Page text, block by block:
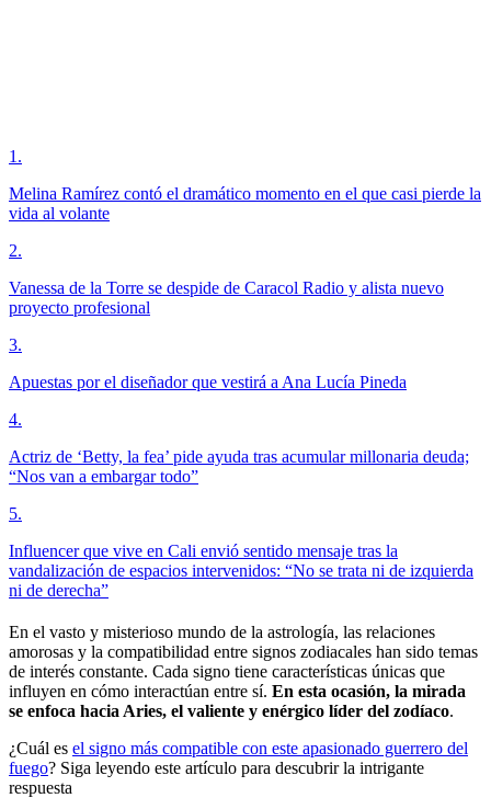
1 .
Melina Ramírez contó el dramático momento en el que casi pierde la
vida al volante
2.
Vanessa de la Torre se despide de Caracol Radio y alista nuevo
proyecto profesional
3.
Apuestas por el diseñador que vestirá a Ana Lucía Pineda
4.
Actriz de ‘Betty, la fea’ pide ayuda tras acumular millonaria deuda;
“Nos van a embargar todo”
5.
Influencer que vive en Cali envió sentido mensaje tras la
vandalización de espacios intervenidos: “No se trata ni de izquierda
ni de derecha”
En el vasto y misterioso mundo de la astrología, las relaciones
amorosas y la compatibilidad entre signos zodiacales han sido temas
de interés constante. Cada signo tiene características únicas que
influyen en cómo interactúan entre sí. En esta ocasión, la mirada
se enfoca hacia Aries, el valiente y enérgico líder del zodíaco.
¿Cuál es el signo más compatible con este apasionado guerrero del
fuego? Siga leyendo este artículo para descubrir la intrigante
respuesta